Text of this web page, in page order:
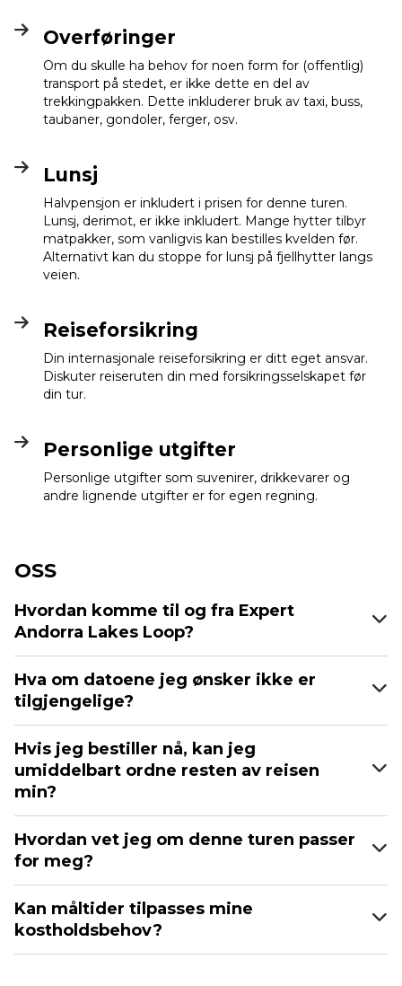
Overføringer
Om du skulle ha behov for noen form for (offentlig)
transport på stedet, er ikke dette en del av
trekkingpakken. Dette inkluderer bruk av taxi, buss,
taubaner, gondoler, ferger, osv.
Lunsj
Halvpensjon er inkludert i prisen for denne turen.
Lunsj, derimot, er ikke inkludert. Mange hytter tilbyr
matpakker, som vanligvis kan bestilles kvelden før.
Alternativt kan du stoppe for lunsj på fjellhytter langs
veien.
Reiseforsikring
Din internasjonale reiseforsikring er ditt eget ansvar.
Diskuter reiseruten din med forsikringsselskapet før
din tur.
Personlige utgifter
Personlige utgifter som suvenirer, drikkevarer og
andre lignende utgifter er for egen regning.
OSS
Hvordan komme til og fra Expert
Andorra Lakes Loop?
Hva om datoene jeg ønsker ikke er
tilgjengelige?
Hvis jeg bestiller nå, kan jeg
umiddelbart ordne resten av reisen
min?
Hvordan vet jeg om denne turen passer
for meg?
Kan måltider tilpasses mine
kostholdsbehov?